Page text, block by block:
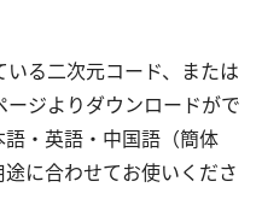
る二次元コード、または
ジよりダウンロードがで
・英語・中国語（簡体
に合わせてお使いくださ